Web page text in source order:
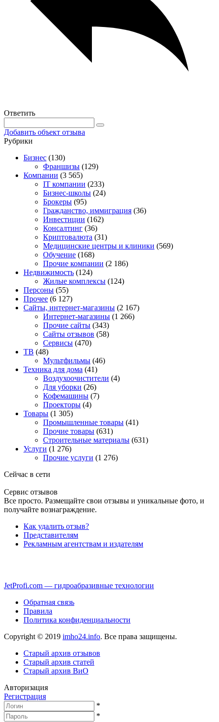
Ответить
Добавить объект отзыва
Рубрики
Бизнес (130)
Франшизы (129)
Компании (3 565)
IT компании (233)
Бизнес-школы (24)
Брокеры (95)
Гражданство, иммиграция (36)
Инвестиции (162)
Консалтинг (36)
Криптовалюта (31)
Медицинские центры и клиники (569)
Обучение (168)
Прочие компании (2 186)
Недвижимость (124)
Жилые комплексы (124)
Персоны (55)
Прочее (6 127)
Сайты, интернет-магазины (2 167)
Интернет-магазины (1 266)
Прочие сайты (343)
Сайты отзывов (58)
Сервисы (470)
ТВ (48)
Мультфильмы (46)
Техника для дома (41)
Воздухоочистители (4)
Для уборки (26)
Кофемашины (7)
Проекторы (4)
Товары (1 305)
Промышленные товары (41)
Прочие товары (631)
Строительные материалы (631)
Услуги (1 276)
Прочие услуги (1 276)
Сейчас в сети
Сервис отзывов
Все просто. Размещайте свои отзывы и уникальные фото, и
получайте вознаграждение.
Как удалить отзыв?
Представителям
Рекламным агентствам и издателям
JetProfi.com — гидроабразивные технологии
Обратная связь
Правила
Политика конфиденциальности
Copyright © 2019 imho24.info. Все права защищены.
Старый архив отзывов
Старый архив статей
Старый архив ВиО
Авторизация
Регистрация
*
*